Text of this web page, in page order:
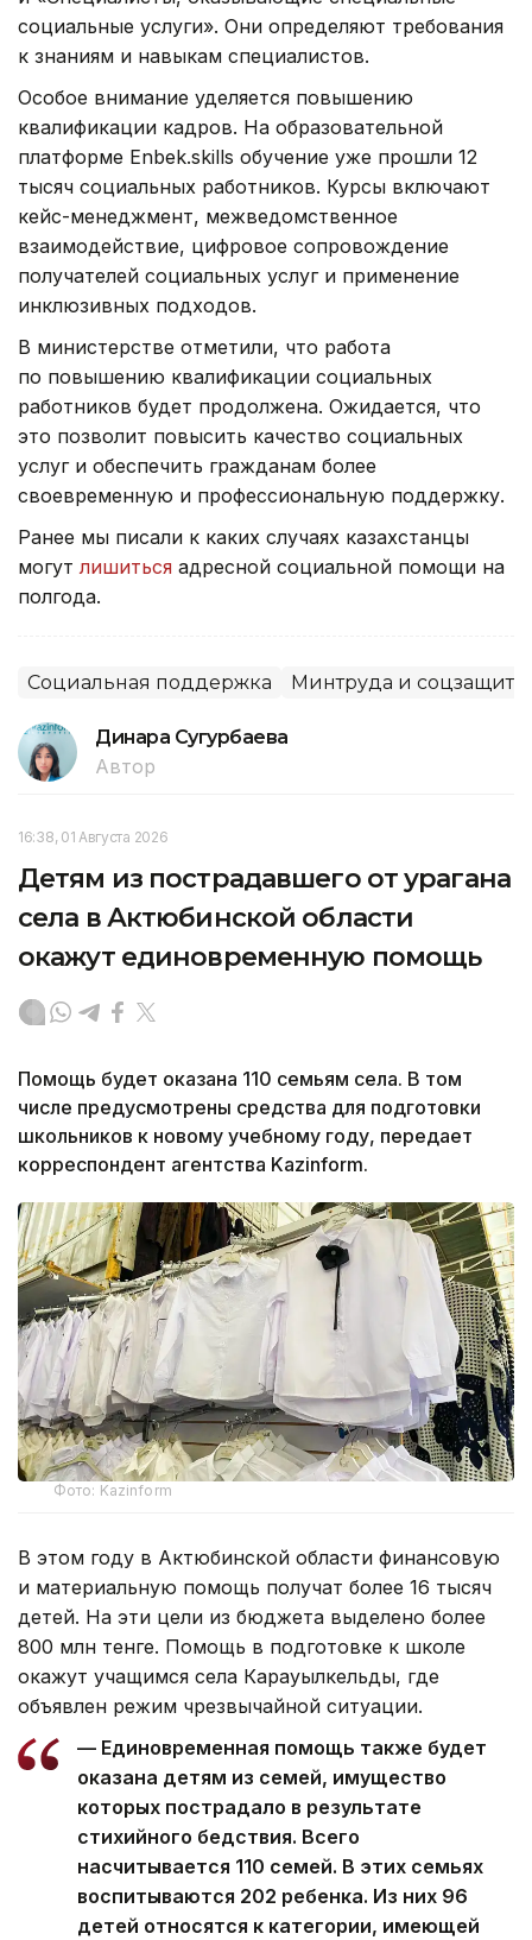
социальные услуги». Они определяют требования
к знаниям и навыкам специалистов.
Особое внимание уделяется повышению
квалификации кадров. На образовательной
платформе Enbek.skills обучение уже прошли 12
тысяч социальных работников. Курсы включают
кейс-менеджмент, межведомственное
взаимодействие, цифровое сопровождение
получателей социальных услуг и применение
инклюзивных подходов.
В министерстве отметили, что работа
по повышению квалификации социальных
работников будет продолжена. Ожидается, что
это позволит повысить качество социальных
услуг и обеспечить гражданам более
своевременную и профессиональную поддержку.
Ранее мы писали к каких случаях казахстанцы
могутлишиться адресной социальной помощи на
полгода.
Социальная поддержка Минтруда и
Динара Сугурбаева
Автор
16:38, 01 Августа 2026
Детям из пострадавшего от урагана
села в Актюбинской области
окажут единовременную помощь
Помощь будет оказана 110 семьям села. В том
числе предусмотрены средства для подготовки
школьников к новому учебному году, передает
корреспондент агентства Kazinform.
Фото: Kazinform
В этом году в Актюбинской области финансовую
и материальную помощь получат более 16 тысяч
детей. На эти цели из бюджета выделено более
800 млн тенге. Помощь в подготовке к школе
окажут учащимся села Карауылкельды, где
объявлен режим чрезвычайной ситуации.
— Единовременная помощь также будет
оказана детям из семей, имущество
которых пострадало в результате
стихийного бедствия. Всего
насчитывается 110 семей. В этих семьях
воспитываются 202 ребенка. Из них 96
детей относятся к категории, имеющей